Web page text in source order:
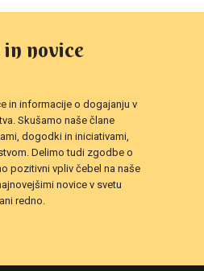
in novice
in informacije o dogajanju v
Skušamo naše člane
dogodki in iniciativami,
Delimo tudi zgodbe o
pozitivni vpliv čebel na naše
novice v svetu
redno.